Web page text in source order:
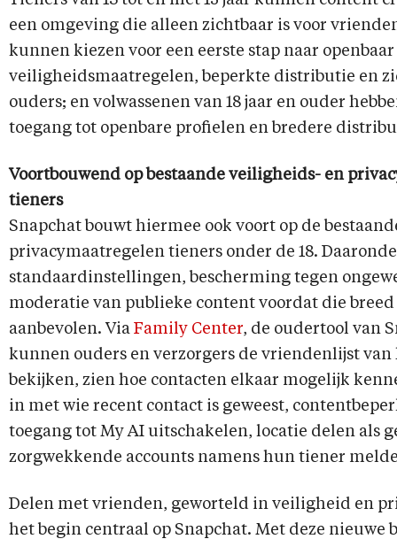
een omgeving die alleen zichtbaar is voor
kunnen kiezen voor een eerste stap naar
veiligheidsmaatregelen, beperkte distributie en
ouders; en volwassenen van 18 jaar en ouder
toegang tot openbare profielen en bredere
Voortbouwend op bestaande veiligheids- en
tieners
Snapchat bouwt hiermee ook voort op de
privacymaatregelen tieners onder de 18.
standaardinstellingen, bescherming tegen
moderatie van publieke content voordat die
aanbevolen. Via Family Center, de oudertool van
kunnen ouders en verzorgers de vriendenlijst
bekijken, zien hoe contacten elkaar mogelijk
in met wie recent contact is geweest,
toegang tot My AI uitschakelen, locatie delen als
zorgwekkende accounts namens hun tiener
Delen met vrienden, geworteld in veiligheid en
het begin centraal op Snapchat. Met deze nieuwe